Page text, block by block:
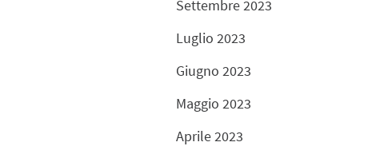
Settembre 2023
Luglio 2023
Giugno 2023
Maggio 2023
Aprile 2023